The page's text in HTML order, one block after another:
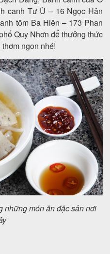
canh Tư Ù – 16 Ngọc Hân
tôm Ba Hiên – 173 Phan
Quy Nhơn để thưởng thức
ngon nhé!
những món ăn đặc sản nơi